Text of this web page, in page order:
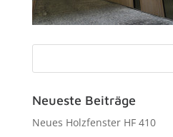
Neueste Beiträge
Neues Holzfenster HF 410